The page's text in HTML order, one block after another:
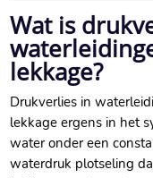
Wat is
lekkage?
Drukverlies in
lekkage ergens in het
water onder een
waterdruk plotseling